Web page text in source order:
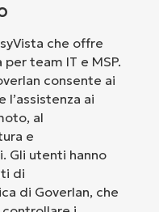
che offre
team IT e MSP.
consente ai
ai
al
e
Gli utenti hanno
di
di Goverlan, che